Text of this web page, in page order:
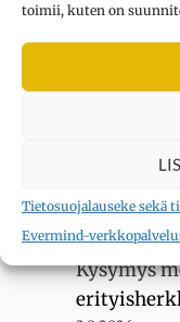
toimii, kuten on
Tietosuojalauseke sekä
Evermind-
Suojattomuuden
vaarallinen
Helpotusta
UUSIMMAT
Kysymys